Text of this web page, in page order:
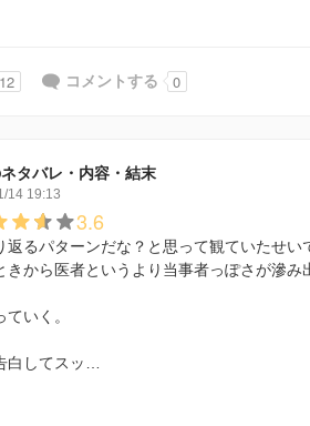
12 コメントする 0
タバレ・内容・結末
14 19:13
3.6
返るパターンだな？と思って観ていたせい
きから医者というより当事者っぽさが滲み
いく。
白してスッ…